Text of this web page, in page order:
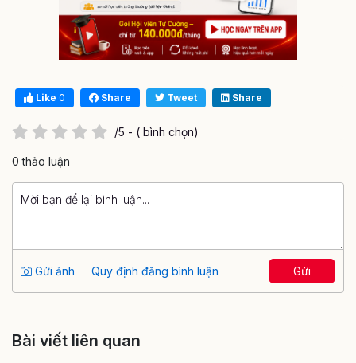
Like 0 Share Tweet Share
/5 - ( bình chọn)
0 thảo luận
Gửi ảnh Quy định đăng bình luận Gửi
Bài viết liên quan